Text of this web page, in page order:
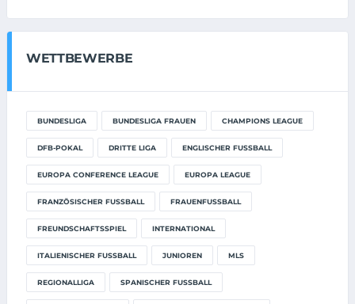
WETTBEWERBE
BUNDESLIGA BUNDESLIGA FRAUEN CHAMPIONS LEAGUE
DFB-POKAL DRITTE LIGA ENGLISCHER FUSSBALL
EUROPA CONFERENCE LEAGUE EUROPA LEAGUE
FRANZÖSISCHER FUSSBALL FRAUENFUSSBALL
FREUNDSCHAFTSSPIEL INTERNATIONAL
ITALIENISCHER FUSSBALL JUNIOREN MLS
REGIONALLIGA SPANISCHER FUSSBALL